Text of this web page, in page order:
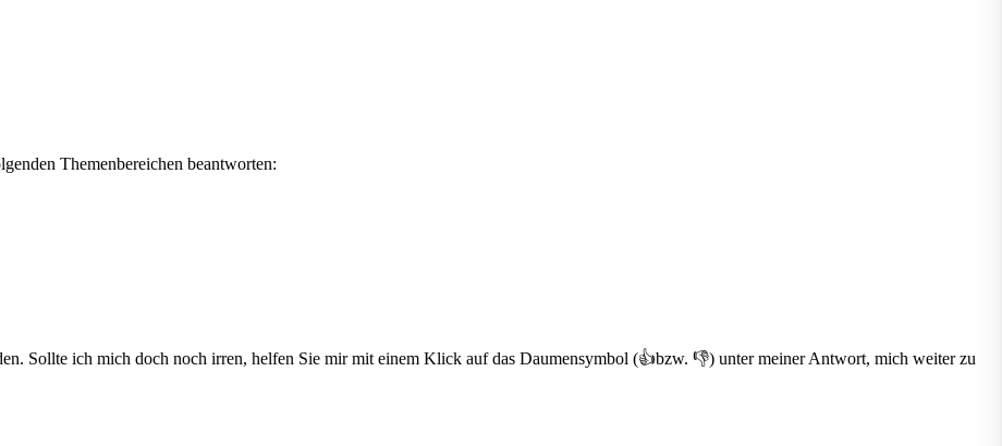
Themenbereichen beantworten:
Sollte ich mich doch noch irren, helfen Sie mir mit einem Klick auf das Daumensymbol (👍bzw. 👎) unter meiner Antwort, mich weiter zu